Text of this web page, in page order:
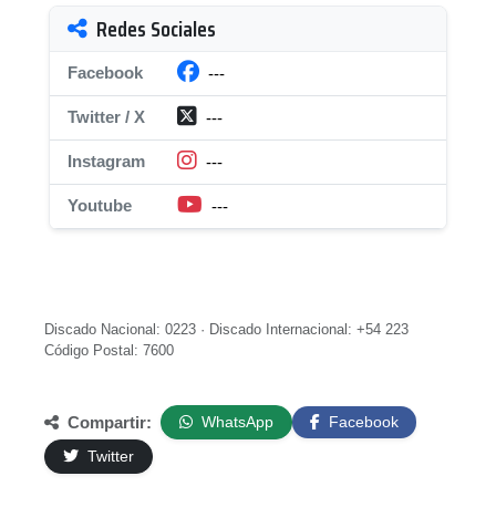
Redes Sociales
Facebook ---
Twitter / X ---
Instagram ---
Youtube ---
Discado Nacional: 0223 · Discado Internacional: +54 223
Código Postal: 7600
Compartir: WhatsApp
Facebook
Twitter